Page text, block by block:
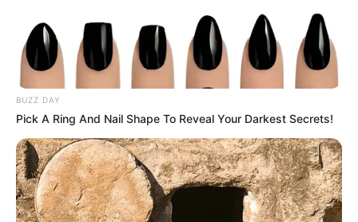
de.wikipedia.org/wiki/
Schloss D
emerthin
Siegessäule Hakenberg bei Fehrbellin - Am 18. Juni
1675 fand bei Fehrbellin eine siegreiche Schlacht
des brandenburgischen Kurfürsten Friedrich
Wilhelm gegen die Schweden statt. Da dieser Sieg
entscheidend die Geschichte Brandenburgs und
Preußens bestimmte, wurde 1879 hier ein großes
Denkmal eingeweiht, das auch eine
Aussichtsplattform besitzt. Informationen unterde.wi
kipedia.org/wiki/Siegessäule Hakenberg.
BUZZ DAY
Pick A Ring And Nail Shape To Reveal Your Darkest Secrets!